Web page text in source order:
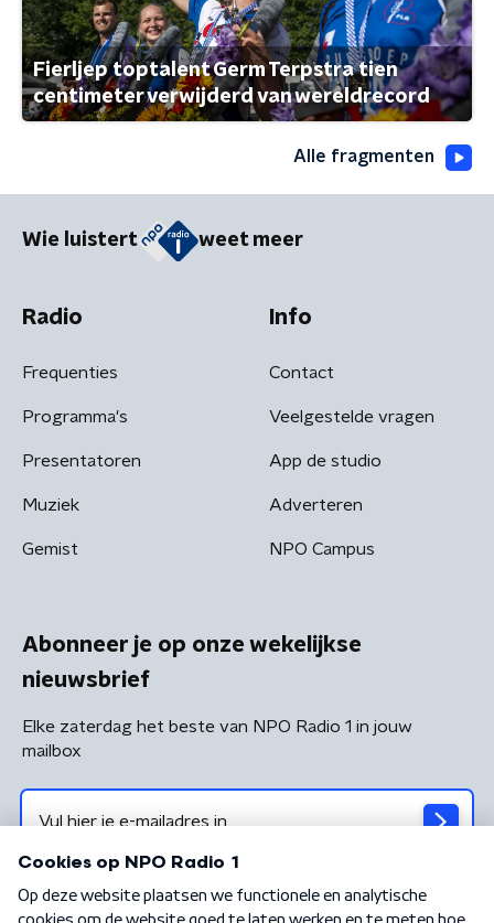
Fierljep toptalent Germ Terpstra tien
centimeter verwijderd van wereldrecord
Alle fragmenten
Wie luistert weet meer
Radio
Frequenties
Programma's
Presentatoren
Muziek
Gemist
Info
Contact
Veelgestelde vragen
App de studio
Adverteren
NPO Campus
Abonneer je op onze wekelijkse
nieuwsbrief
Elke zaterdag het beste van NPO Radio 1 in jouw
mailbox